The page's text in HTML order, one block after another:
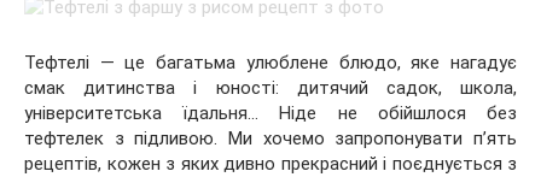
Тефтелі — це багатьма улюблене блюдо, яке нагадує
смак дитинства і юності: дитячий садок, школа,
університетська їдальня… Ніде не обійшлося без
тефтелек з підливою. Ми хочемо запропонувати п’ять
рецептів, кожен з яких дивно прекрасний і поєднується з